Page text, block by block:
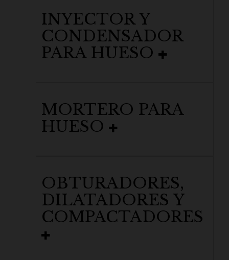
INYECTOR Y
CONDENSADOR
PARA HUESO
MORTERO PARA
HUESO
OBTURADORES,
DILATADORES Y
COMPACTADORES